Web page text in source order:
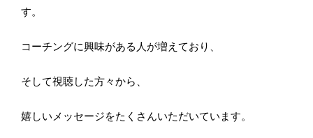
す。
コーチングに興味がある人が増えており、
そして視聴した方々から、
嬉しいメッセージをたくさんいただいています。